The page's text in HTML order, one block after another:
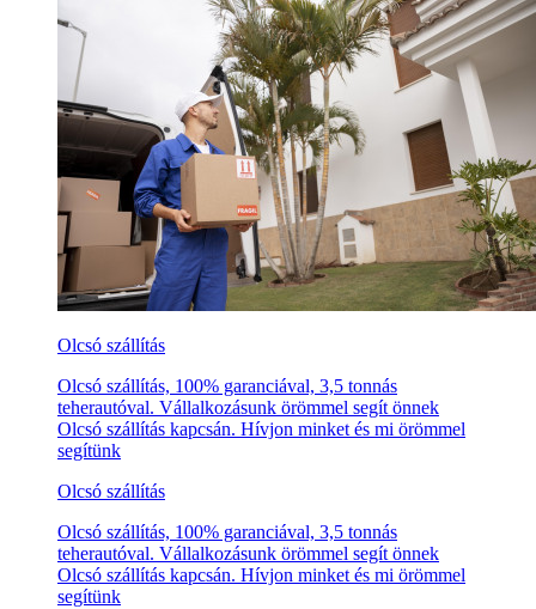
Olcsó szállítás
Olcsó szállítás, 100% garanciával, 3,5 tonnás
teherautóval. Vállalkozásunk örömmel segít önnek
Olcsó szállítás kapcsán. Hívjon minket és mi örömmel
segítünk
Olcsó szállítás
Olcsó szállítás, 100% garanciával, 3,5 tonnás
teherautóval. Vállalkozásunk örömmel segít önnek
Olcsó szállítás kapcsán. Hívjon minket és mi örömmel
segítünk